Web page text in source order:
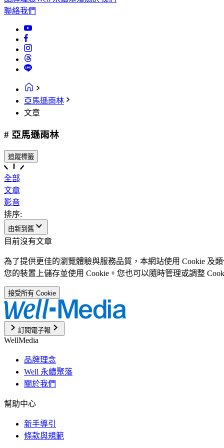
聯絡我們
亞馬遜雨林
文章
# 亞馬遜雨林
追蹤標籤
全部
文章
影音
排序:
由新到舊
目前沒有文章
為了提供更佳的瀏覽體驗與服務品質，本網站使用 Cookie 及
您的裝置上儲存並使用 Cookie。您也可以隨時管理或調整
接受所有 Cookie
訂閱電子報
WellMedia
品牌理念
Well 永續聚落
關於我們
幫助中心
新手導引
條款與規範